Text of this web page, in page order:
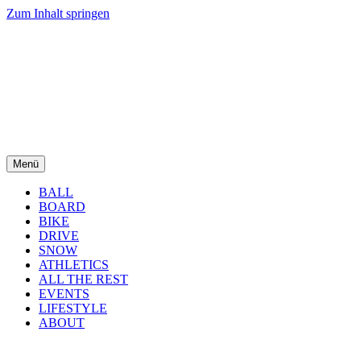
Zum Inhalt springen
Menü
BALL
BOARD
BIKE
DRIVE
SNOW
ATHLETICS
ALL THE REST
EVENTS
LIFESTYLE
ABOUT